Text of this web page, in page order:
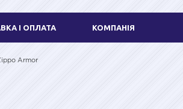
І ОПЛАТА КОМПАНІЯ
Armor